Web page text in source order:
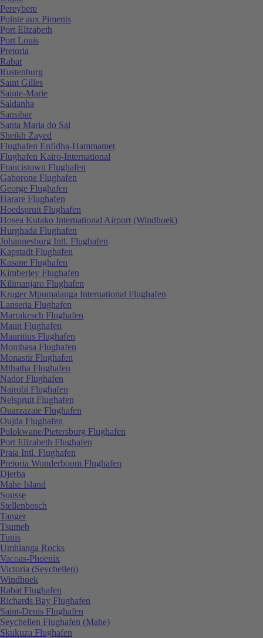
Pereybere
Pointe aux Piments
Port Elizabeth
Port Louis
Pretoria
Rabat
Rustenburg
Saint Gilles
Sainte-Marie
Saldanha
Sansibar
Santa Maria do Sal
Sheikh Zayed
Flughafen Enfidha-Hammamet
Flughafen Kairo-International
Francistown Flughafen
Gaborone Flughafen
George Flughafen
Harare Flughafen
Hoedspruit Flughafen
Hosea Kutako International Airport (Windhoek)
Hurghada Flughafen
Johannesburg Intl. Flughafen
Kapstadt Flughafen
Kasane Flughafen
Kimberley Flughafen
Kilimanjaro Flughafen
Kruger Mpumalanga International Flughafen
Lanseria Flughafen
Marrakesch Flughafen
Maun Flughafen
Mauritius Flughafen
Mombasa Flughafen
Monastir Flughafen
Mthatha Flughafen
Nador Flughafen
Nairobi Flughafen
Nelspruit Flughafen
Ouarzazate Flughafen
Oujda Flughafen
Polokwane/Pietersburg Flughafen
Port Elizabeth Flughafen
Praia Intl. Flughafen
Pretoria Wonderboom Flughafen
Djerba
Mahe Island
Sousse
Stellenbosch
Tanger
Tsumeb
Tunis
Umhlanga Rocks
Vacoas-Phoenix
Victoria (Seychellen)
Windhoek
Rabat Flughafen
Richards Bay Flughafen
Saint-Denis Flughafen
Seychellen Flughafen (Mahe)
Skukuza Flughafen